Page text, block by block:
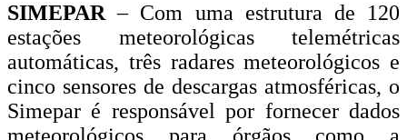
SIMEPAR– Com uma estrutura de 120
estações meteorológicas telemétricas
automáticas, três radares meteorológicos e
cinco sensores de descargas atmosféricas, o
Simepar é responsável por fornecer dados